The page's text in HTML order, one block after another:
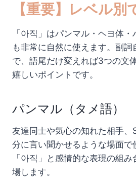
【重要】レベル別
「아직」はパンマル・ヘヨ体
も非常に自然に使えます。副
で、語尾だけ変えれば3つの文
嬉しいポイントです。
パンマル（タメ語）
友達同士や気心の知れた相手、
分に言い聞かせるような場面で
「아직」と感情的な表現の組
場します。